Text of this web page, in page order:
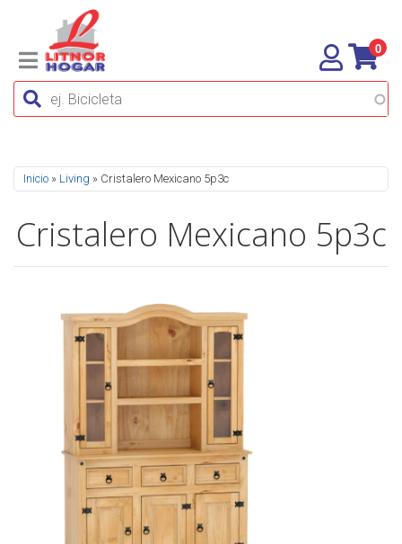
0
Se encuentra usted aquí
Inicio » Living » Cristalero Mexicano 5p3c
Cristalero Mexicano 5p3c